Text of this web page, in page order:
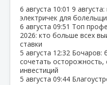
6 августа 10:01 9
электричек для
6 августа 09:51 Топ
2026: кто больше всех
ставки
5 августа 12:32 Бочаров:
сочетать осторожность,
инвестиций
5 августа 09:44